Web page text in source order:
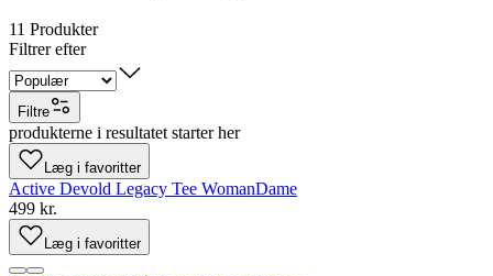
11 Produkter
Filtrer efter
Filtre
produkterne i resultatet starter her
Læg i favoritter
Active Devold Legacy Tee WomanDame
499 kr.
Læg i favoritter